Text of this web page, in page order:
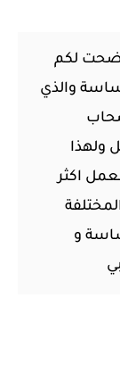
وضحت لكم
والذي
ولهذا
اكثر
و